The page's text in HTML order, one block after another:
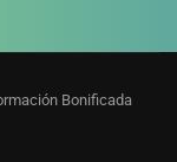
Bonificada